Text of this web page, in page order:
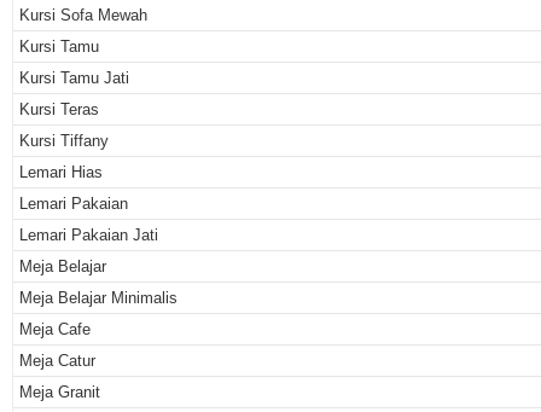
Kursi Sofa Mewah
Kursi Tamu
Kursi Tamu Jati
Kursi Teras
Kursi Tiffany
Lemari Hias
Lemari Pakaian
Lemari Pakaian Jati
Meja Belajar
Meja Belajar Minimalis
Meja Cafe
Meja Catur
Meja Granit